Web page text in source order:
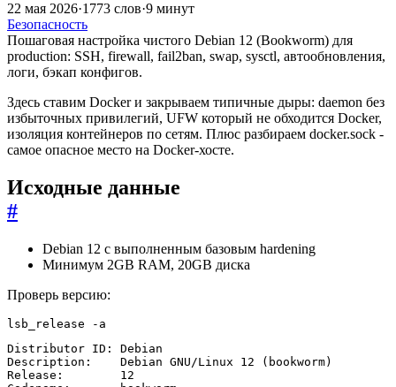
22 мая 2026·1773 слов·9 минут
Безопасность
Пошаговая настройка чистого Debian 12 (Bookworm) для
production: SSH, firewall, fail2ban, swap, sysctl, автообновления,
логи, бэкап конфигов.
Здесь ставим Docker и закрываем типичные дыры: daemon без
избыточных привилегий, UFW который не обходится Docker,
изоляция контейнеров по сетям. Плюс разбираем docker.sock -
самое опасное место на Docker-хосте.
Исходные данные
#
Debian 12 с выполненным базовым hardening
Минимум 2GB RAM, 20GB диска
Проверь версию:
lsb_release -a